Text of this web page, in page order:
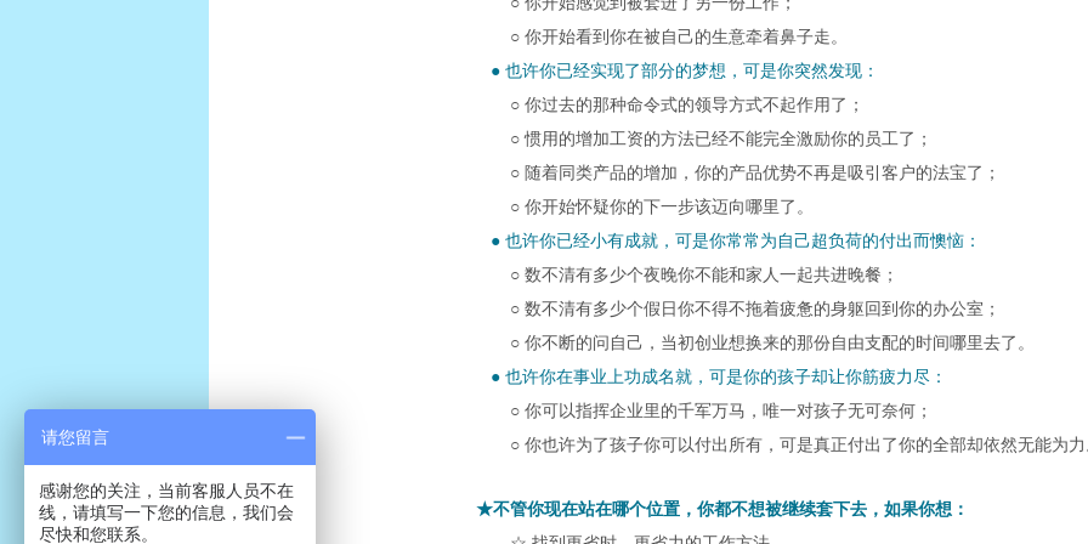
○ 你开始看到你在被自己的生意牵着鼻子走。
● 也许你已经实现了部分的梦想，可是你突然发现：
○ 你过去的那种命令式的领导方式不起作用了；
○ 惯用的增加工资的方法已经不能完全激励你的员工了；
○ 随着同类产品的增加，你的产品优势不再是吸引客户的法宝了；
○ 你开始怀疑你的下一步该迈向哪里了。
● 也许你已经小有成就，可是你常常为自己超负荷的付出而懊恼：
○ 数不清有多少个夜晚你不能和家人一起共进晚餐；
○ 数不清有多少个假日你不得不拖着疲惫的身躯回到你的办公室；
○ 你不断的问自己，当初创业想换来的那份自由支配的时间哪里去了。
● 也许你在事业上功成名就，可是你的孩子却让你筋疲力尽：
○ 你可以指挥企业里的千军万马，唯一对孩子无可奈何；
○ 你也许为了孩子你可以付出所有，可是真正付出了你的全部却依然无能为
★不管你现在站在哪个位置，你都不想被继续套下去，如果你想：
请您留言
感谢您的关注，当前客服人员不在
线，请填写一下您的信息，我们会
尽快和您联系。